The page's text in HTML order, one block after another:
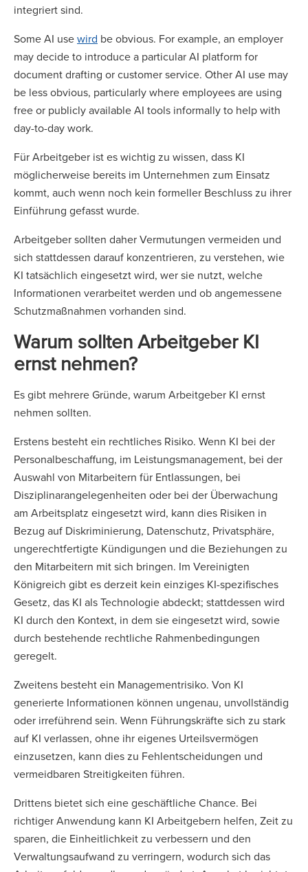
integriert sind.
Some AI usewird be obvious. For example, an employer
may decide to introduce a particular AI platform for
document drafting or customer service. Other AI use may
be less obvious, particularly where employees are using
free or publicly available AI tools informally to help with
day-to-day work.
Für Arbeitgeber ist es wichtig zu wissen, dass KI
möglicherweise bereits im Unternehmen zum Einsatz
kommt, auch wenn noch kein formeller Beschluss zu ihrer
Einführung gefasst wurde.
Arbeitgeber sollten daher Vermutungen vermeiden und
sich stattdessen darauf konzentrieren, zu verstehen, wie
KI tatsächlich eingesetzt wird, wer sie nutzt, welche
Informationen verarbeitet werden und ob angemessene
Schutzmaßnahmen vorhanden sind.
Warum sollten Arbeitgeber KI
ernst nehmen?
Es gibt mehrere Gründe, warum Arbeitgeber KI ernst
nehmen sollten.
Erstens besteht ein rechtliches Risiko. Wenn KI bei der
Personalbeschaffung, im Leistungsmanagement, bei der
Auswahl von Mitarbeitern für Entlassungen, bei
Disziplinarangelegenheiten oder bei der Überwachung
am Arbeitsplatz eingesetzt wird, kann dies Risiken in
Bezug auf Diskriminierung, Datenschutz, Privatsphäre,
ungerechtfertigte Kündigungen und die Beziehungen zu
den Mitarbeitern mit sich bringen. Im Vereinigten
Königreich gibt es derzeit kein einziges KI-spezifisches
Gesetz, das KI als Technologie abdeckt; stattdessen wird
KI durch den Kontext, in dem sie eingesetzt wird, sowie
durch bestehende rechtliche Rahmenbedingungen
geregelt.
Zweitens besteht ein Managementrisiko. Von KI
generierte Informationen können ungenau, unvollständig
oder irreführend sein. Wenn Führungskräfte sich zu stark
auf KI verlassen, ohne ihr eigenes Urteilsvermögen
einzusetzen, kann dies zu Fehlentscheidungen und
vermeidbaren Streitigkeiten führen.
Drittens bietet sich eine geschäftliche Chance. Bei
richtiger Anwendung kann KI Arbeitgebern helfen, Zeit zu
sparen, die Einheitlichkeit zu verbessern und den
Verwaltungsaufwand zu verringern, wodurch sich das